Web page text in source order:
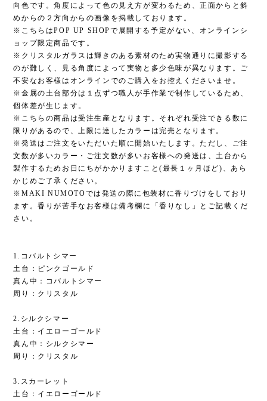
向色です。角度によって色の見え方が変わるため、正面からと斜
めからの２方向からの画像を掲載しております。
※こちらはPOP UP SHOPで展開する予定がない、オンラインシ
ョップ限定商品です。
※クリスタルガラスは輝きのある素材のため実物通りに撮影する
のが難しく、見る角度によって実物と多少色味が異なります。ご
不安なお客様はオンラインでのご購入をお控えくださいませ。
※金属の土台部分は１点ずつ職人が手作業で制作しているため、
個体差が生じます。
※こちらの商品は受注生産となります。それぞれ受注できる数に
限りがあるので、上限に達したカラーは完売となります。
※発送はご注文をいただいた順に開始いたします。ただし、ご注
文数が多いカラー・ご注文数が多いお客様への発送は、土台から
製作するためお日にちがかかりますこと(最長１ヶ月ほど)、あら
かじめご了承ください。
※MAKI NUMOTOでは発送の際に包装材に香りづけをしており
ます。香りが苦手なお客様は備考欄に「香りなし」とご記載くだ
さい。
1.コバルトシマー
土台：ピンクゴールド
真ん中：コバルトシマー
周り：クリスタル
2.シルクシマー
土台：イエローゴールド
真ん中：シルクシマー
周り：クリスタル
3.スカーレット
土台：イエローゴールド